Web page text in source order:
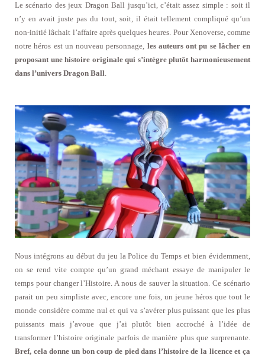
Le scénario des jeux Dragon Ball jusqu’ici, c’était assez simple : soit il
n’y en avait juste pas du tout, soit, il était tellement compliqué qu’un
non-initié lâchait l’affaire après quelques heures. Pour Xenoverse, comme
notre héros est un nouveau personnage, les auteurs ont pu se lâcher en
proposant une histoire originale qui s’intègre plutôt harmonieusement
dans l’univers Dragon Ball.
Nous intégrons au début du jeu la Police du Temps et bien évidemment,
on se rend vite compte qu’un grand méchant essaye de manipuler le
temps pour changer l’Histoire. A nous de sauver la situation. Ce scénario
parait un peu simpliste avec, encore une fois, un jeune héros que tout le
monde considère comme nul et qui va s’avérer plus puissant que les plus
puissants mais j’avoue que j’ai plutôt bien accroché à l’idée de
transformer l’histoire originale parfois de manière plus que surprenante.
Bref, cela donne un bon coup de pied dans l’histoire de la licence et ça